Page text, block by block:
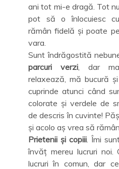
ani tot mi-e dragă. Tot
pot să o înlocuiesc
rămân fidelă și poate
vara.
Sunt îndrăgostită
parcuri verzi , dar
relaxează, mă bucură
cuprinde atunci când
colorate și verdele de
de descris în cuvinte!
și acolo aș vrea să
Prietenii și copiii. Îmi
învăț mereu lucruri noi.
lucruri în comun, dar